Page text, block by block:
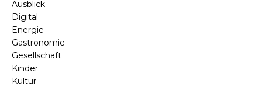
Ausblick
Digital
Energie
Gastronomie
Gesellschaft
Kinder
Kultur